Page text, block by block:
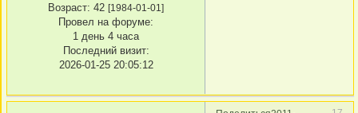
Возраст: 42 [1984-01-01]
Провел на форуме:
1 день 4 часа
Последний визит:
2026-01-25 20:05:12